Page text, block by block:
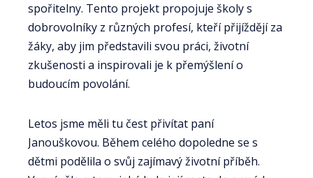
spořitelny. Tento projekt propojuje školy s
dobrovolníky z různých profesí, kteří přijíždějí za
žáky, aby jim představili svou práci, životní
zkušenosti a inspirovali je k přemýšlení o
budoucím povolání.
Letos jsme měli tu čest přivítat paní
Janouškovou. Během celého dopoledne se s
dětmi podělila o svůj zajímavý životní příběh.